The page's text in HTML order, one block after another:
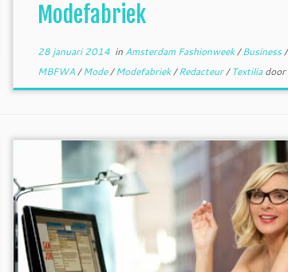
Modefabriek
28 januari 2014in Amsterdam Fashionweek/Business/
MBFWA/Mode/Modefabriek/Redacteur/Textiliadoor